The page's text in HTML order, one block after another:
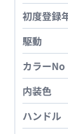
初度登録
駆動
カラーNo
内装色
ハンドル